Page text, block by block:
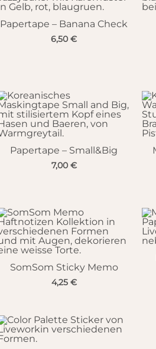
Papertape – Banana Check
6,50 €
Papertape – Small&Big
7,00 €
SomSom Sticky Memo
4,25 €